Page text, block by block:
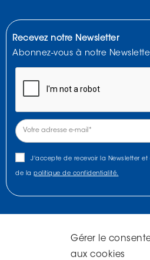
Gérer le
aux cookies
NOUS
Recevez notre Newsletter
Abonnez-vous à notre
J'accepte de recevoir la Newsletter
de la politique de confidentialité.